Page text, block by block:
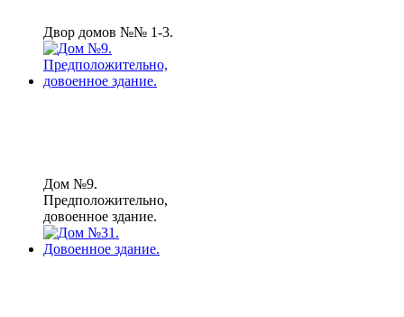
Двор домов №№ 1-3.
Дом №9.
Предположительно,
довоенное здание.